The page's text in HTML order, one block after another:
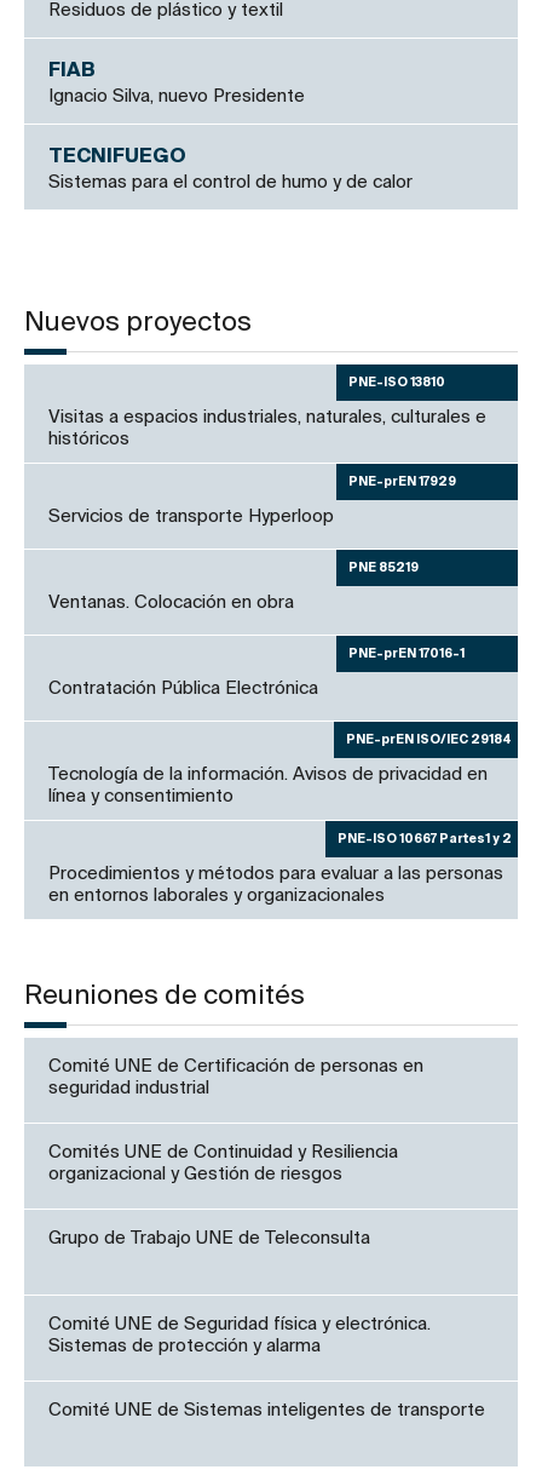
Residuos de plástico y textil
FIAB
Ignacio Silva, nuevo Presidente
TECNIFUEGO
Sistemas para el control de humo y de calor
Nuevos proyectos
PNE-ISO 13810
Visitas a espacios industriales, naturales, culturales e
históricos
PNE-prEN 17929
Servicios de transporte Hyperloop
PNE 85219
Ventanas. Colocación en obra
PNE-prEN 17016-1
Contratación Pública Electrónica
PNE-prEN ISO/IEC 29184
Tecnología de la información. Avisos de privacidad en
línea y consentimiento
PNE-ISO 10667 Partes1 y 2
Procedimientos y métodos para evaluar a las personas
en entornos laborales y organizacionales
Reuniones de comités
Comité UNE de Certificación de personas en
seguridad industrial
Comités UNE de Continuidad y Resiliencia
organizacional y Gestión de riesgos
Grupo de Trabajo UNE de Teleconsulta
Comité UNE de Seguridad física y electrónica.
Sistemas de protección y alarma
Comité UNE de Sistemas inteligentes de transporte